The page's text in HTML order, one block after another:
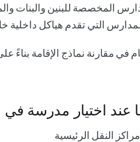
المخصصة للبنين والبنات
التي تقدم هياكل داخلية
في مقارنة نماذج الإقامة بناءً
عند اختيار مدرسة
النقل الرئيسية